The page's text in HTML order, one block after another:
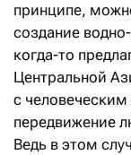
принципе,
создание
когда-то
Центральной
с
передвижение
Ведь в этом